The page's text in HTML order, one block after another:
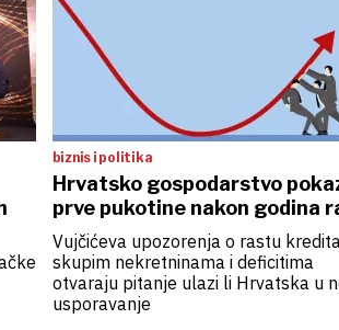
biznis i politika
Hrvatsko gospodarstvo
prve pukotine nakon godina
Vujčićeva upozorenja o rastu
skupim nekretninama i deficitima
otvaraju pitanje ulazi li Hrvatska u
usporavanje